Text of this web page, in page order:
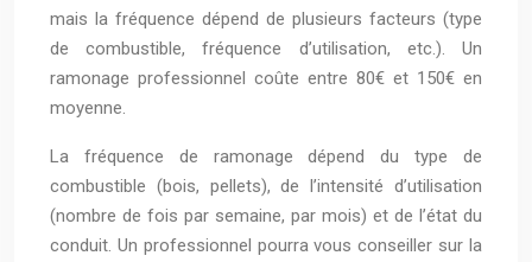
mais la fréquence dépend de plusieurs facteurs (type
de combustible, fréquence d’utilisation, etc.). Un
ramonage professionnel coûte entre 80€ et 150€ en
moyenne.
La fréquence de ramonage dépend du type de
combustible (bois, pellets), de l’intensité d’utilisation
(nombre de fois par semaine, par mois) et de l’état du
conduit. Un professionnel pourra vous conseiller sur la